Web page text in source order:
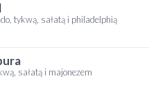
tykwą, sałatą i philadelphią
sałatą i majonezem